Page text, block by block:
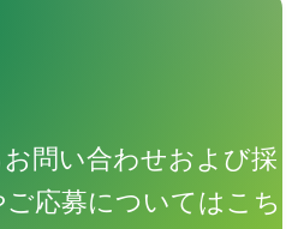
問い合わせおよび採
応募についてはこち